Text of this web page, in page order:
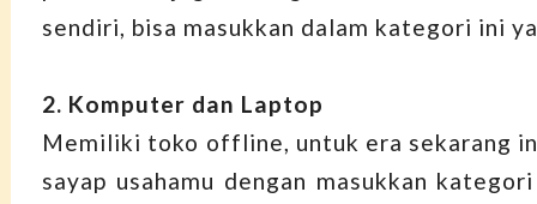
sendiri, bisa masukkan dalam kategori ini
2. Komputer dan Laptop
Memiliki toko offline, untuk era sekarang
sayap usahamu dengan masukkan